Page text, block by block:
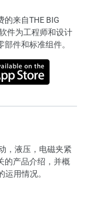
的来自THE BIG
件为工程师和设计
件和标准组件。
，液压，电磁夹紧
的产品介绍，并概
用情况。